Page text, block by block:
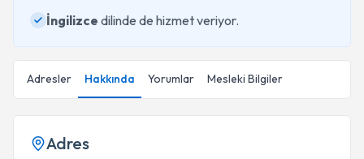
İngilizce dilinde de hizmet veriyor.
Adresler Hakkında Yorumlar Mesleki Bilgiler
Adres